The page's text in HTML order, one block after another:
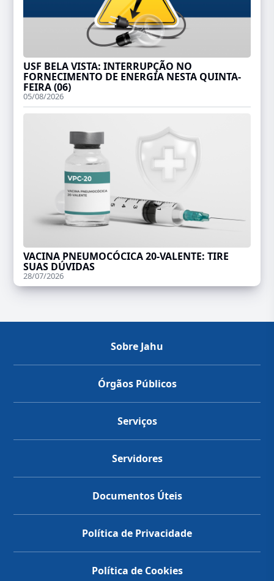
USF BELA VISTA: INTERRUPÇÃO NO
FORNECIMENTO DE ENERGIA NESTA QUINTA-
FEIRA (06)
05/08/2026
VACINA PNEUMOCÓCICA 20-VALENTE: TIRE
SUAS DÚVIDAS
28/07/2026
Sobre Jahu
Órgãos Públicos
Serviços
Servidores
Documentos Úteis
Política de Privacidade
Política de Cookies